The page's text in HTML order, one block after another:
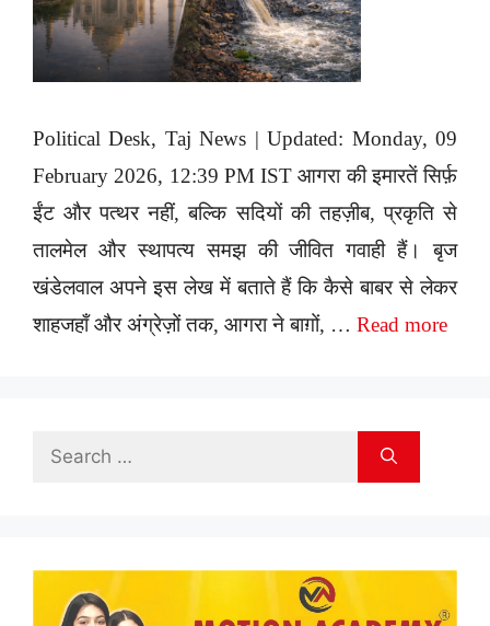
Political Desk, Taj News | Updated: Monday, 09
February 2026, 12:39 PM IST आगरा की इमारतें सिर्फ़
ईंट और पत्थर नहीं, बल्कि सदियों की तहज़ीब, प्रकृति से
तालमेल और स्थापत्य समझ की जीवित गवाही हैं। बृज
खंडेलवाल अपने इस लेख में बताते हैं कि कैसे बाबर से लेकर
शाहजहाँ और अंग्रेज़ों तक, आगरा ने बाग़ों, … Read more
Search